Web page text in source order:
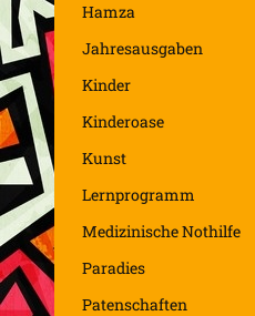
Hamza
Jahresausgaben
Kinder
Kinderoase
Kunst
Lernprogramm
Medizinische Nothilfe
Paradies
Patenschaften